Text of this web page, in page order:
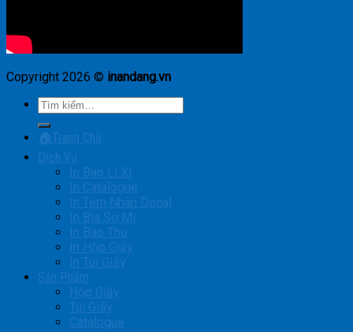
Copyright 2026 © inandang.vn
Tìm
🏠Trang Chủ
Dịch Vụ
In Bao Lì Xì
In Catalogue
In Tem Nhãn Decal
In Bìa Sơ Mi
In Bao Thư
In Hộp Giấy
In Túi Giấy
Sản Phẩm
Hộp Giấy
Túi Giấy
Catalogue